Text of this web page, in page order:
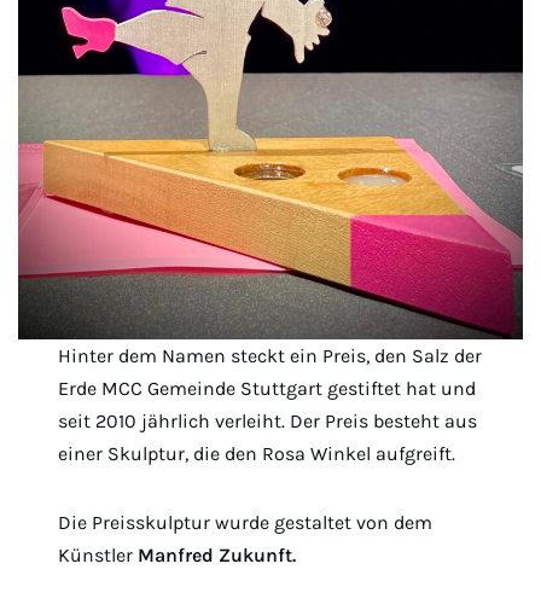
Hinter dem Namen steckt ein Preis, den Salz der
Erde MCC Gemeinde Stuttgart gestiftet hat und
seit 2010 jährlich verleiht. Der Preis besteht aus
einer Skulptur, die den Rosa Winkel aufgreift.
Die Preisskulptur wurde gestaltet von dem
Künstler Manfred Zukunft.